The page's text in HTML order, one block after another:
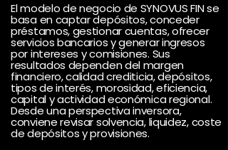
El modelo de negocio de SYNOVUS FIN se
basa en captar depósitos, conceder
préstamos, gestionar cuentas, ofrecer
servicios bancarios y generar ingresos
por intereses y comisiones. Sus
resultados dependen del margen
financiero, calidad crediticia, depósitos,
tipos de interés, morosidad, eficiencia,
capital y actividad económica regional.
Desde una perspectiva inversora,
conviene revisar solvencia, liquidez, coste
de depósitos y provisiones.